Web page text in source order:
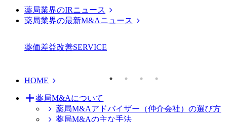
薬局業界のIRニュース
薬局業界の最新M&Aニュース
薬価差益改善SERVICE
HOME
薬局M&Aについて
薬局M&Aアドバイザー（仲介会社）の選び方
薬局M&Aの主な手法